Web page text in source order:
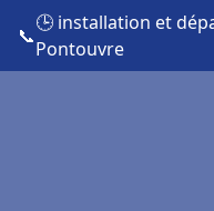
📞
🕒 installation et
Pontouvre